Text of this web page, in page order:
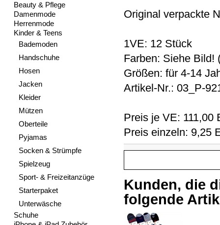
Beauty & Pflege
Damenmode
Herrenmode
Kinder & Teens
Bademoden
Handschuhe
Hosen
Jacken
Kleider
Mützen
Oberteile
Pyjamas
Socken & Strümpfe
Spielzeug
Sport- & Freizeitanzüge
Starterpaket
Unterwäsche
Schuhe
Original verpackte
1VE: 12 Stück
Farben: Siehe Bild!
Größen: für 4-14
Artikel-Nr.: 03_P-
Preis je VE: 111,00
Preis einzeln: 9,25
Kunden, die
folgende